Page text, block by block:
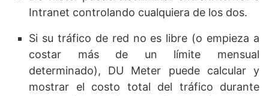
Intranet controlando cualquiera de los dos.
Si su tráfico de red no es libre (o empieza a
costar más de un límite mensual
determinado), DU Meter puede calcular y
mostrar el costo total del tráfico durante